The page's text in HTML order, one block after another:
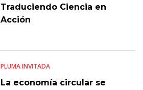
Traduciendo Ciencia en
Acción
PLUMA INVITADA
La economía circular se